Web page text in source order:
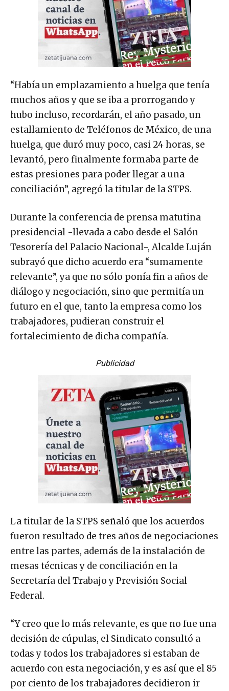
“Había un emplazamiento a huelga que tenía
muchos años y que se iba a prorrogando y
hubo incluso, recordarán, el año pasado, un
estallamiento de Teléfonos de México, de una
huelga, que duró muy poco, casi 24 horas, se
levantó, pero finalmente formaba parte de
estas presiones para poder llegar a una
conciliación”, agregó la titular de la STPS.
Durante la conferencia de prensa matutina
presidencial -llevada a cabo desde el Salón
Tesorería del Palacio Nacional-, Alcalde Luján
subrayó que dicho acuerdo era “sumamente
relevante”, ya que no sólo ponía fin a años de
diálogo y negociación, sino que permitía un
futuro en el que, tanto la empresa como los
trabajadores, pudieran construir el
fortalecimiento de dicha compañía.
Publicidad
La titular de la STPS señaló que los acuerdos
fueron resultado de tres años de negociaciones
entre las partes, además de la instalación de
mesas técnicas y de conciliación en la
Secretaría del Trabajo y Previsión Social
Federal.
“Y creo que lo más relevante, es que no fue una
decisión de cúpulas, el Sindicato consultó a
todas y todos los trabajadores si estaban de
acuerdo con esta negociación, y es así que el 85
por ciento de los trabajadores decidieron ir